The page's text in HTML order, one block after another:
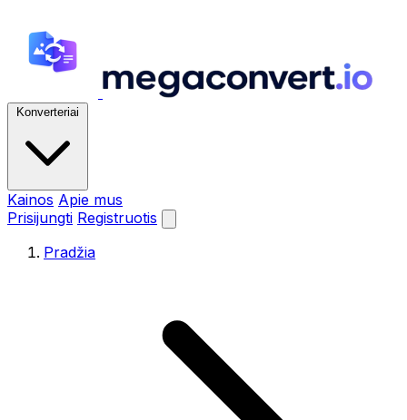
Konverteriai
Kainos Apie mus
Prisijungti Registruotis
Pradžia